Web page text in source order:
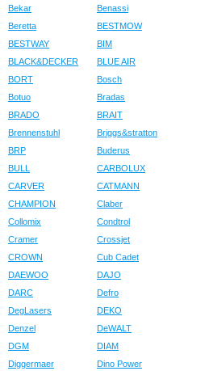
Bekar
Benassi
Beretta
BESTMOW
BESTWAY
BIM
BLACK&DECKER
BLUE AIR
BORT
Bosch
Botuo
Bradas
BRADO
BRAIT
Brennenstuhl
Briggs&stratton
BRP
Buderus
BULL
CARBOLUX
CARVER
CATMANN
CHAMPION
Claber
Collomix
Condtrol
Cramer
Crossjet
CROWN
Cub Cadet
DAEWOO
DAJO
DARC
Defro
DegLasers
DEKO
Denzel
DeWALT
DGM
DIAM
Diggermaer
Dino Power